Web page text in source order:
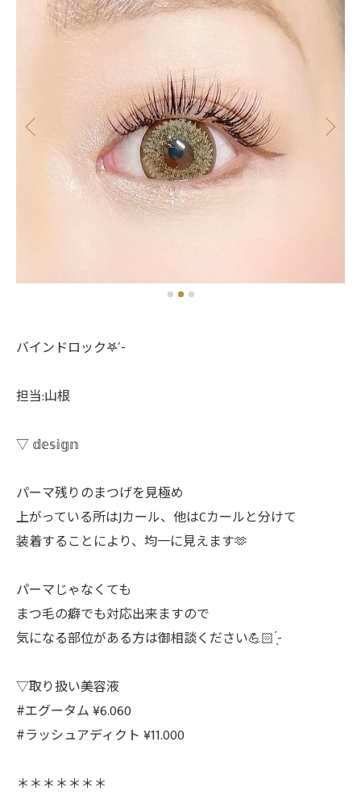
バインドロック𖤐´-
担当:山根
▽ 𝕕𝕖𝕤𝕚𝕘𝕟
パーマ残りのまつげを見極め
上がっている所はJカール、他はCカールと分けて
装着することにより、均一に見えます🫶
パーマじゃなくても
まつ毛の癖でも対応出来ますので
気になる部位がある方は御相談ください💪🏻 ̖́-
▽取り扱い美容液
#エグータム ¥6.060
#ラッシュアディクト ¥11.000
＊＊＊＊＊＊＊